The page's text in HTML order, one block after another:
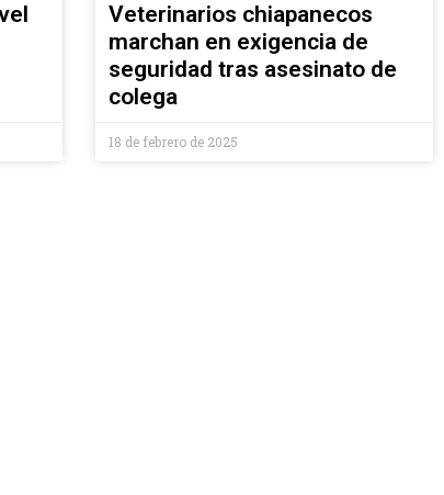
Veterinarios chiapanecos
marchan en exigencia de
seguridad tras asesinato de
colega
18 de febrero de 2025